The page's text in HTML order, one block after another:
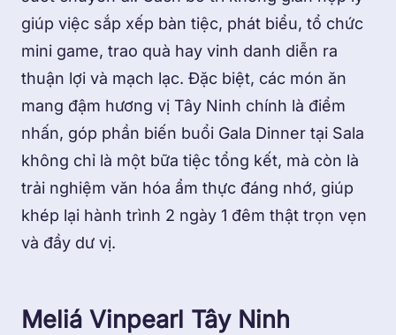
giúp việc sắp xếp bàn tiệc, phát biểu, tổ chức
mini game, trao quà hay vinh danh diễn ra
thuận lợi và mạch lạc. Đặc biệt, các món ăn
mang đậm hương vị Tây Ninh chính là điểm
nhấn, góp phần biến buổi Gala Dinner tại Sala
không chỉ là một bữa tiệc tổng kết, mà còn là
trải nghiệm văn hóa ẩm thực đáng nhớ, giúp
khép lại hành trình 2 ngày 1 đêm thật trọn vẹn
và đầy dư vị.
Meliá Vinpearl Tây Ninh